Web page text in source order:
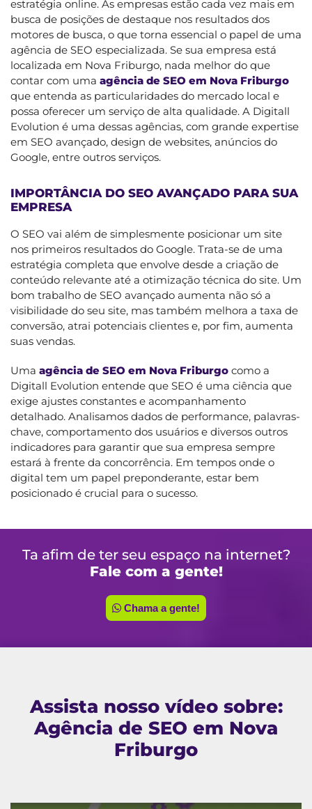
estratégia online. As empresas estão cada vez mais em
busca de posições de destaque nos resultados dos
motores de busca, o que torna essencial o papel de uma
agência de SEO especializada. Se sua empresa está
localizada em Nova Friburgo, nada melhor do que
contar com uma agência de SEO em Nova Friburgo
que entenda as particularidades do mercado local e
possa oferecer um serviço de alta qualidade. A Digitall
Evolution é uma dessas agências, com grande expertise
em SEO avançado, design de websites, anúncios do
Google, entre outros serviços.
IMPORTÂNCIA DO SEO AVANÇADO PARA SUA
EMPRESA
O SEO vai além de simplesmente posicionar um site
nos primeiros resultados do Google. Trata-se de uma
estratégia completa que envolve desde a criação de
conteúdo relevante até a otimização técnica do site. Um
bom trabalho de SEO avançado aumenta não só a
visibilidade do seu site, mas também melhora a taxa de
conversão, atrai potenciais clientes e, por fim, aumenta
suas vendas.
Uma agência de SEO em Nova Friburgo como a
Digitall Evolution entende que SEO é uma ciência que
exige ajustes constantes e acompanhamento
detalhado. Analisamos dados de performance, palavras-
chave, comportamento dos usuários e diversos outros
indicadores para garantir que sua empresa sempre
estará à frente da concorrência. Em tempos onde o
digital tem um papel preponderante, estar bem
posicionado é crucial para o sucesso.
Ta afim de ter seu espaço na internet?
Fale com a gente!
Chama a gente!
Assista nosso vídeo sobre:
Agência de SEO em Nova
Friburgo